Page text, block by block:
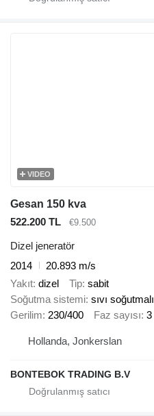
VIDEO
Gesan 150 kva
522.200 TL
€9.500
Dizel jeneratör
2014
20.893 m/s
Yakıt dizel Tip sabit
Soğutma sistemi sıvı soğutmalı
Gerilim 230/400 Faz sayısı 3
Hollanda, Jonkerslan
BONTEBOK TRADING B.V